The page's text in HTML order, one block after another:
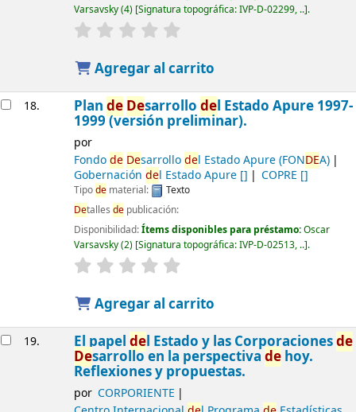
Varsavsky(4) Signatura topográfica:IVP-D-02299, .. .
Agregar al carrito
18. Plan de Desarrollo del Estado Apure 1997-
1999 (versión preliminar).
por
Fondode Desarrollodel Estado Apure (FONDEA)
Gobernación del Estado Apure[] COPRE []
Tipodematerial:
Texto
Detalles depublicación:
Disponibilidad:Ítems disponibles para préstamo:Oscar
Varsavsky(2) Signatura topográfica:IVP-D-02513, .. .
Agregar al carrito
19. El papel del Estado y las Corporacionesde
Desarrollo en la perspectiva dehoy.
Reflexiones y propuestas.
por CORPORIENTE